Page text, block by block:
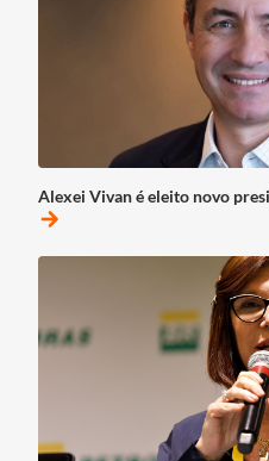
Alexei Vivan é eleito novo
arrow_forward